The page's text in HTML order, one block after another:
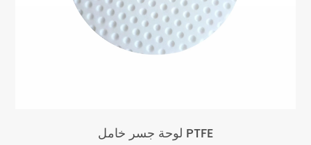
لوحة جسر خامل PTFE